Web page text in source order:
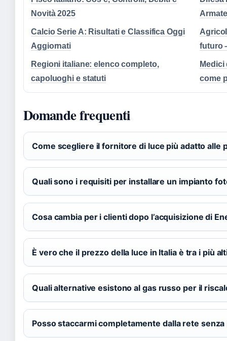
Novità 2025
Calcio Serie A: Risultati e Classifica Oggi
Aggiornati
futuro
Regioni italiane: elenco completo,
capoluoghi e statuti
come
Domande frequenti
Come scegliere il fornitore di luce più adatto alle
Quali sono i requisiti per installare un impianto
Cosa cambia per i clienti dopo l’acquisizione di
È vero che il prezzo della luce in Italia è tra i più
Quali alternative esistono al gas russo per il
Posso staccarmi completamente dalla rete